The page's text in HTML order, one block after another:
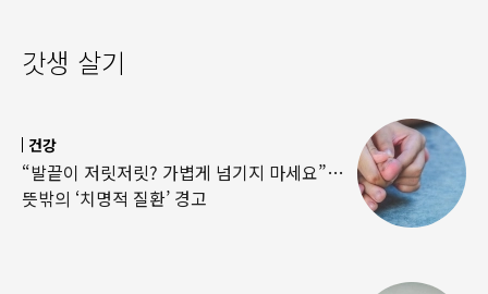
갓생 살기
건강
“발끝이 저릿저릿? 가볍게 넘기지 마세요”…
뜻밖의 ‘치명적 질환’ 경고